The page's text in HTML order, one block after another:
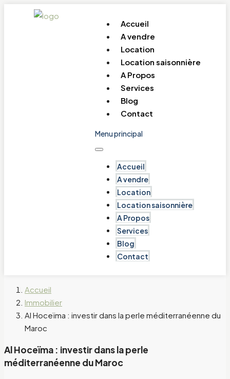
Accueil
A vendre
Location
Location saisonnière
A Propos
Services
Blog
Contact
Menu principal
Accueil
A vendre
Location
Location saisonnière
A Propos
Services
Blog
Contact
Accueil
Immobilier
Al Hoceïma : investir dans la perle méditerranéenne du
Maroc
Al Hoceïma : investir dans la perle
méditerranéenne du Maroc